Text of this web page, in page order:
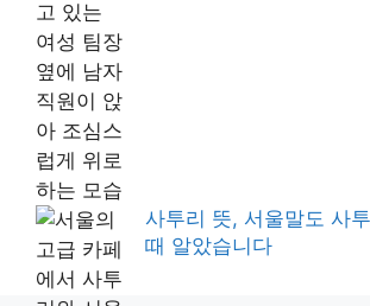
사투리 뜻, 서울말도 사
때 알았습니다